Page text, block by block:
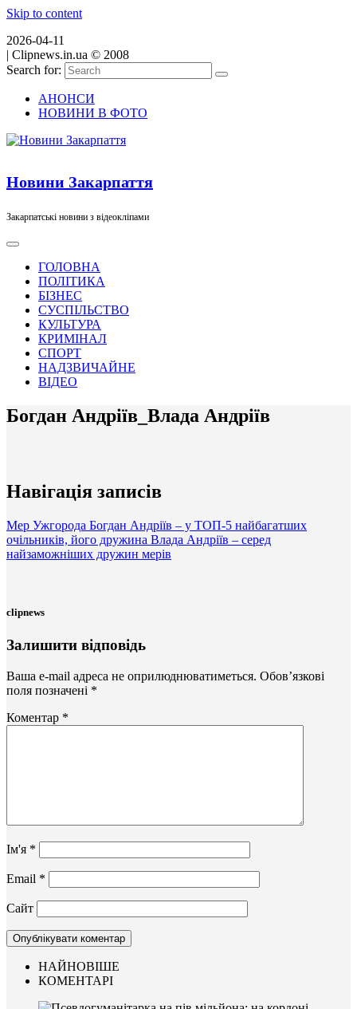
Skip to content
2026-04-11
| Clipnews.in.ua © 2008
Search for:
АНОНСИ
НОВИНИ В ФОТО
Новини Закарпаття
Закарпатські новини з відеокліпами
ГОЛОВНА
ПОЛІТИКА
БІЗНЕС
СУСПІЛЬСТВО
КУЛЬТУРА
КРИМІНАЛ
СПОРТ
НАДЗВИЧАЙНЕ
ВІДЕО
Богдан Андріїв_Влада Андріїв
Навігація записів
Мер Ужгорода Богдан Андріїв – у ТОП-5 найбагатших
очільників, його дружина Влада Андріїв – серед
найзаможніших дружин мерів
clipnews
Залишити відповідь
Ваша e-mail адреса не оприлюднюватиметься. Обов’язкові
поля позначені *
Коментар *
Ім'я *
Email *
Сайт
НАЙНОВІШЕ
КОМЕНТАРІ